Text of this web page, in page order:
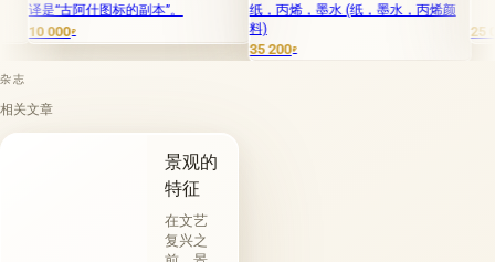
古阿什图标的副本”。
纸，丙烯，墨水 (纸，墨水，丙烯颜
35 200
杂志
相关文章
景观的
特征
在文艺
复兴之